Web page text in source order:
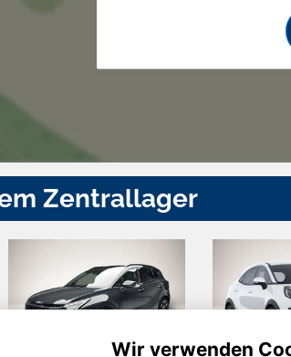
Zentrallager
Wir verwenden